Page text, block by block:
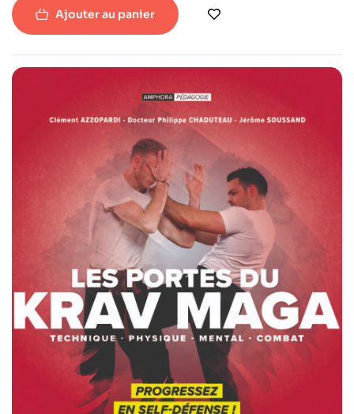
soit votre terrain d’aventures, bénéficiez des meilleurs
conseils pour réguler votre température par tous les
assurer les premiers secours… Sans oublier les aspects
psychologiques inhérents à toute expédition. Parce que les
facteurs clés de votre survie ne sont pas les mêmes par
des températures extrêmes ou en milieu forestier ou
montagnard, vous apprendrez à identifier les risques
spécifiques liés à votre environnement et à les maîtriser.
Ajouter au panier